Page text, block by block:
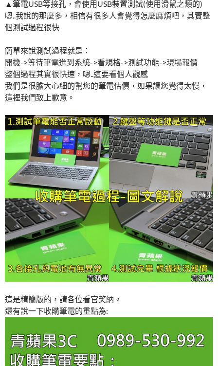
▲筆電USB等接孔，會使用USB裝置測試(使用滑鼠之類的)
嗯..我說的那麼多，相信有很多人會覺得怎麼麻煩吧，其實整
個測試過程很快
簡單來說測試過程就是：
開機->等待筆電進到系統->看規格->測試功能->現場報價
整個過程其實很快速，嗯..這要看個人觀感
我們是很膽大心細的幫您的筆電估價，如果讓您覺得太慢，
這裡我們致上歉意。
這是精簡版的，請各位看官笑納。
還有說一下收購筆電的重點為: